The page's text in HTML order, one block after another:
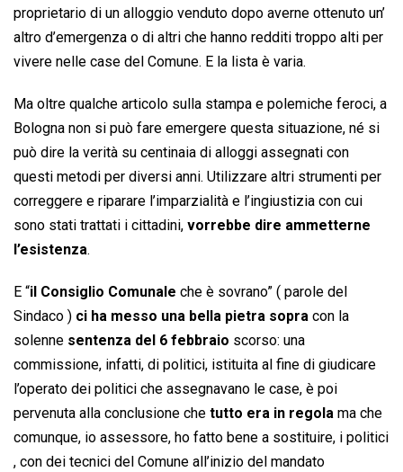
proprietario di un alloggio venduto dopo averne ottenuto un’
altro d’emergenza o di altri che hanno redditi troppo alti per
vivere nelle case del Comune. E la lista è varia.
Ma oltre qualche articolo sulla stampa e polemiche feroci, a
Bologna non si può fare emergere questa situazione, né si
può dire la verità su centinaia di alloggi assegnati con
questi metodi per diversi anni. Utilizzare altri strumenti per
correggere e riparare l’imparzialità e l’ingiustizia con cui
sono stati trattati i cittadini, vorrebbe dire ammetterne
l’esistenza.
E “il Consiglio Comunale che è sovrano” ( parole del
Sindaco ) ci ha messo una bella pietra sopra con la
solenne sentenza del 6 febbraio scorso: una
commissione, infatti, di politici, istituita al fine di giudicare
l’operato dei politici che assegnavano le case, è poi
pervenuta alla conclusione che tutto era in regola ma che
comunque, io assessore, ho fatto bene a sostituire, i politici
, con dei tecnici del Comune all’inizio del mandato